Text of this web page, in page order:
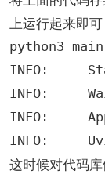
上运行起来即可
python3
INFO:
INFO:
INFO:
INFO:
这时候对代码